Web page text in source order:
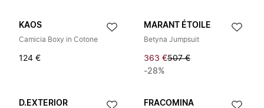
KAOS
Camicia Boxy in Cotone
124 €
MARANT ÉTOILE
Betyna Jumpsuit
363 €507 €
-28%
D.EXTERIOR FRACOMINA